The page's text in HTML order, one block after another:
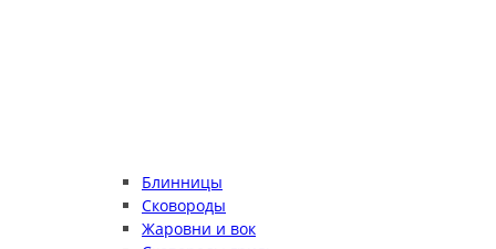
Блинницы
Сковороды
Жаровни и вок